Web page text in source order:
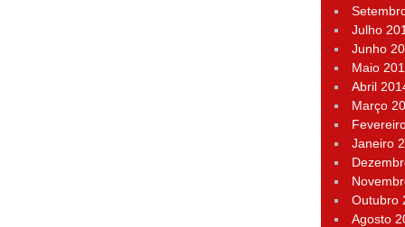
Julho
Junho
Maio
Abril
Março
Janeiro
Outubro
Agosto